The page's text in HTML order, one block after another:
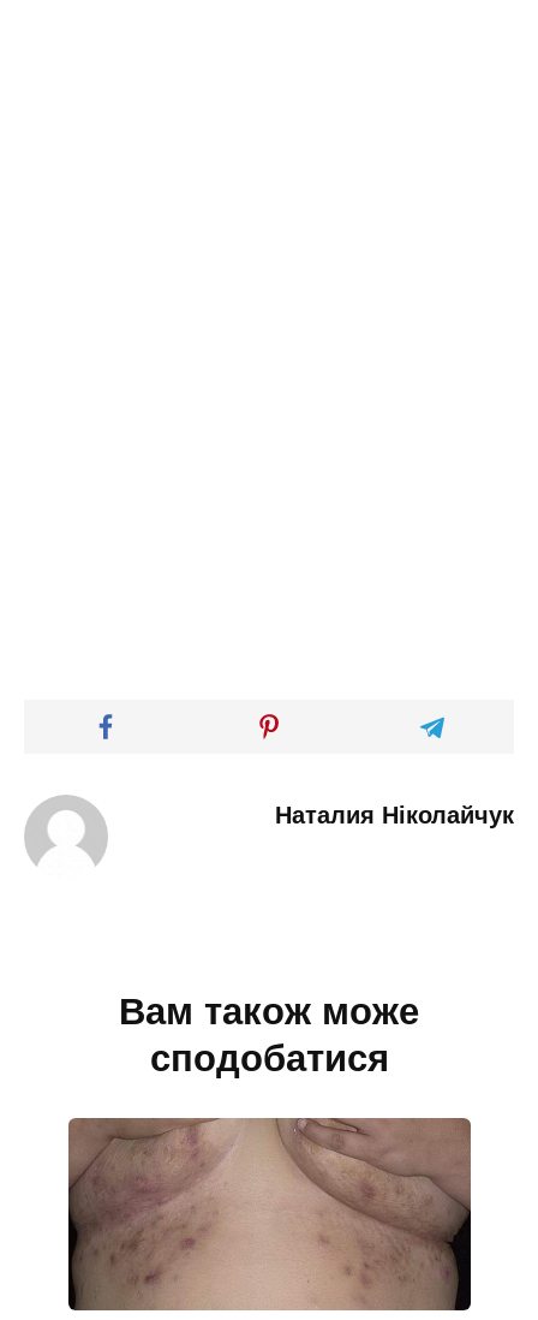
Наталия Ніколайчук
Вам також може
сподобатися